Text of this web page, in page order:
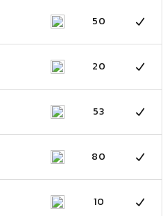
50
20
53
80
10